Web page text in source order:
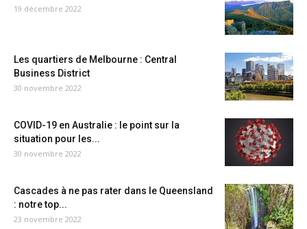
19 décembre 2022
Les quartiers de Melbourne : Central
Business District
30 novembre 2022
COVID-19 en Australie : le point sur la
situation pour les...
30 novembre 2022
Cascades à ne pas rater dans le Queensland
: notre top...
23 novembre 2022